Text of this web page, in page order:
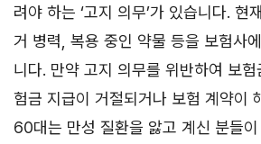
려야 하는 ‘고지 의무’가 있습니다. 현
거 병력, 복용 중인 약물 등을 보험사
니다. 만약 고지 의무를 위반하여 보
험금 지급이 거절되거나 보험 계약이
60대는 만성 질환을 앓고 계신 분들이